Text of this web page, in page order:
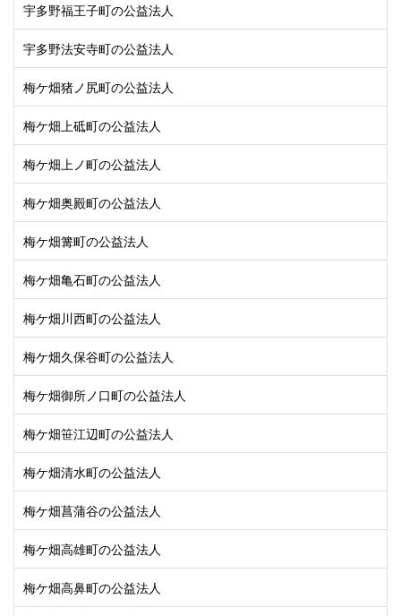
宇多野福王子町の公益法人
宇多野法安寺町の公益法人
梅ケ畑猪ノ尻町の公益法人
梅ケ畑上砥町の公益法人
梅ケ畑上ノ町の公益法人
梅ケ畑奥殿町の公益法人
梅ケ畑篝町の公益法人
梅ケ畑亀石町の公益法人
梅ケ畑川西町の公益法人
梅ケ畑久保谷町の公益法人
梅ケ畑御所ノ口町の公益法人
梅ケ畑笹江辺町の公益法人
梅ケ畑清水町の公益法人
梅ケ畑菖蒲谷の公益法人
梅ケ畑高雄町の公益法人
梅ケ畑高鼻町の公益法人